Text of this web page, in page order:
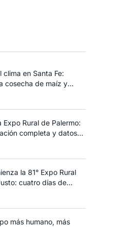
clima en Santa Fe:
cosecha de maíz y
Expo Rural de Palermo:
completa y datos
la 81° Expo Rural
cuatro días de
más humano, más